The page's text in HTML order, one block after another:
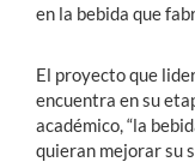
en la bebida que
El proyecto que
encuentra en su
académico, “la
quieran mejorar su